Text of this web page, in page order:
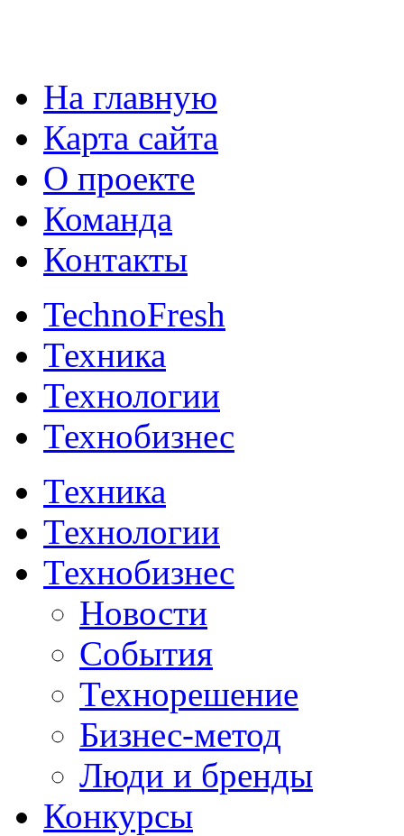
На главную
Карта сайта
О проекте
Команда
Контакты
TechnoFresh
Техника
Технологии
Технобизнес
Техника
Технологии
Технобизнес
Новости
События
Технорешение
Бизнес-метод
Люди и бренды
Конкурсы